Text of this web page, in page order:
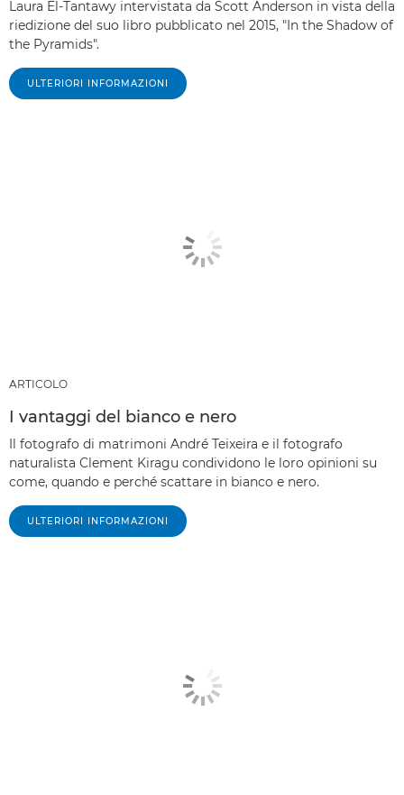
Laura El-Tantawy intervistata da Scott Anderson in vista della
riedizione del suo libro pubblicato nel 2015, "In the Shadow of
the Pyramids".
ULTERIORI INFORMAZIONI
ARTICOLO
I vantaggi del bianco e nero
Il fotografo di matrimoni André Teixeira e il fotografo
naturalista Clement Kiragu condividono le loro opinioni su
come, quando e perché scattare in bianco e nero.
ULTERIORI INFORMAZIONI